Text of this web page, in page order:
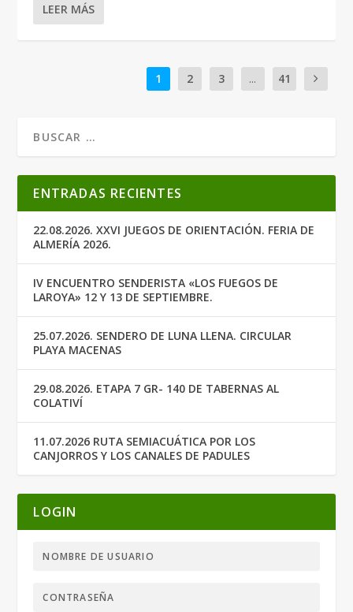
LEER MÁS
1 2 3 ... 41
ENTRADAS RECIENTES
22.08.2026. XXVI JUEGOS DE ORIENTACIÓN. FERIA DE
ALMERÍA 2026.
IV ENCUENTRO SENDERISTA «LOS FUEGOS DE
LAROYA» 12 Y 13 DE SEPTIEMBRE.
25.07.2026. SENDERO DE LUNA LLENA. CIRCULAR
PLAYA MACENAS
29.08.2026. ETAPA 7 GR- 140 DE TABERNAS AL
COLATIVÍ
11.07.2026 RUTA SEMIACUÁTICA POR LOS
CANJORROS Y LOS CANALES DE PADULES
LOGIN